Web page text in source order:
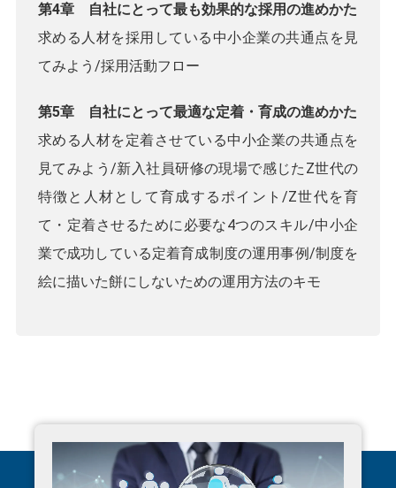
第4章 自社にとって最も効果的な採用の進めかた
求める人材を採用している中小企業の共通点を見
てみよう/採用活動フロー
第5章 自社にとって最適な定着・育成の進めかた
求める人材を定着させている中小企業の共通点を
見てみよう/新入社員研修の現場で感じたZ世代の
特徴と人材として育成するポイント/Z世代を育
て・定着させるために必要な4つのスキル/中小企
業で成功している定着育成制度の運用事例/制度を
絵に描いた餅にしないための運用方法のキモ